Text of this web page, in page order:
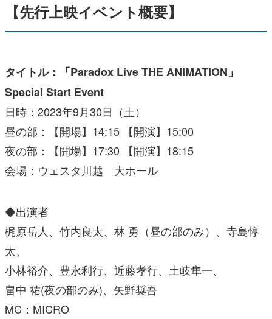
【先行上映イベント概要】
タイトル：「Paradox Live THE ANIMATION」
Special Start Event
日時：2023年9月30日（土）
昼の部：【開場】14:15 【開演】15:00
夜の部：【開場】17:30 【開演】18:15
会場：ウェスタ川越 大ホール
◆出演者
梶原岳人、竹内良太、林 勇（昼の部のみ）、寺島惇
太、
小林裕介、豊永利行、近藤孝行、土岐隼一、
畠中 祐(夜の部のみ)、矢野奨吾
MC：MICRO